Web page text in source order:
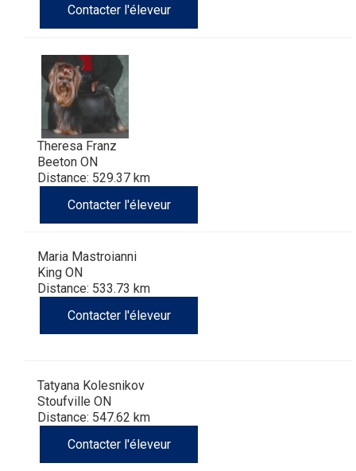
Contacter l'éleveur
Theresa Franz
Beeton ON
Distance: 529.37 km
Contacter l'éleveur
Maria Mastroianni
King ON
Distance: 533.73 km
Contacter l'éleveur
Tatyana Kolesnikov
Stoufville ON
Distance: 547.62 km
Contacter l'éleveur